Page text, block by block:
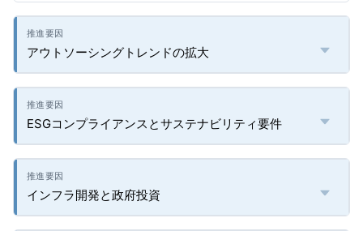
アウトソーシングトレンドの拡大
ESGコンプライアンスとサステナビリティ要件
インフラ開発と政府投資